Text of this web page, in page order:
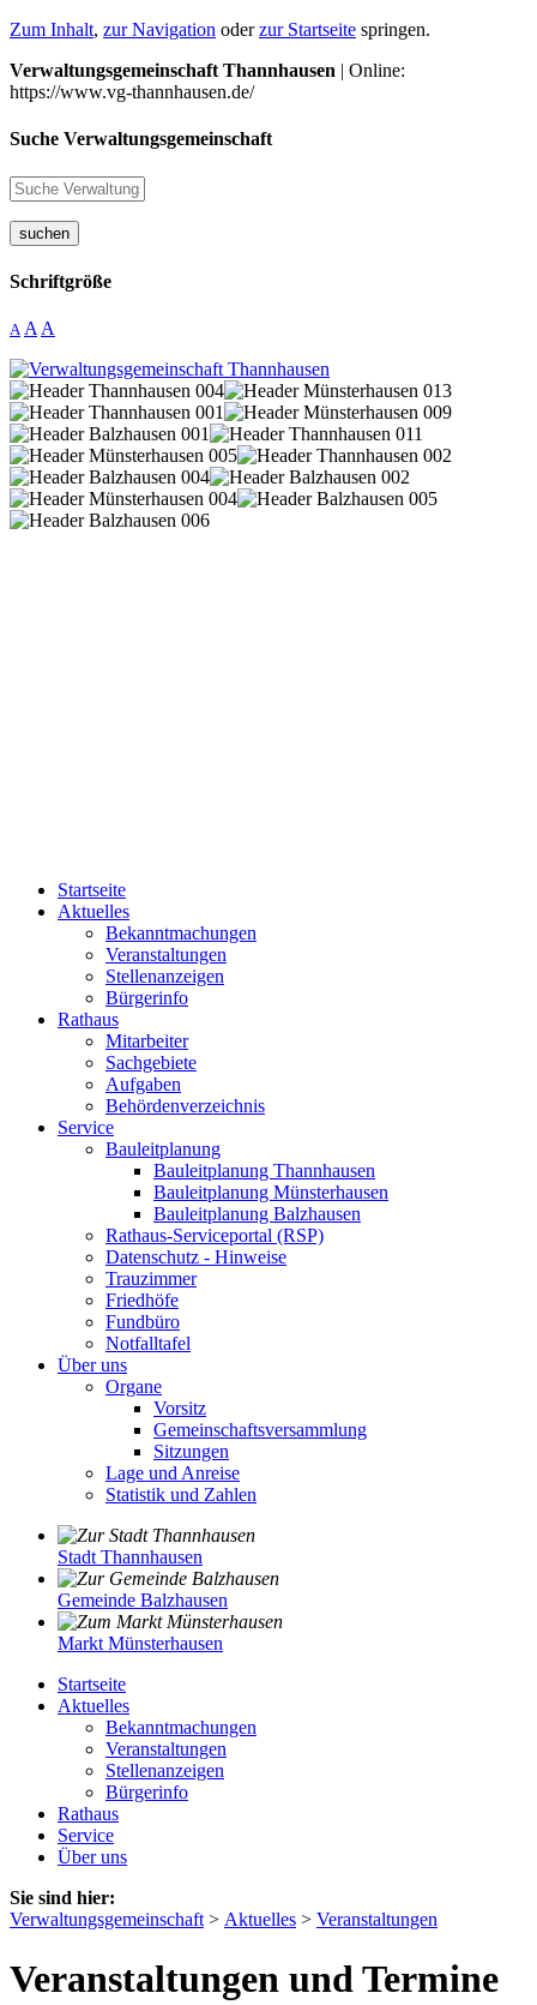
Zum Inhalt, zur Navigation oderzur Startseite springen.
Verwaltungsgemeinschaft Thannhausen | Online:
https://www.vg-thannhausen.de/
Suche Verwaltungsgemeinschaft
suchen
Schriftgröße
A A A
Startseite
Aktuelles
Bekanntmachungen
Veranstaltungen
Stellenanzeigen
Bürgerinfo
Rathaus
Mitarbeiter
Sachgebiete
Aufgaben
Behördenverzeichnis
Service
Bauleitplanung
Bauleitplanung Thannhausen
Bauleitplanung Münsterhausen
Bauleitplanung Balzhausen
Rathaus-Serviceportal (RSP)
Datenschutz - Hinweise
Trauzimmer
Friedhöfe
Fundbüro
Notfalltafel
Über uns
Organe
Vorsitz
Gemeinschaftsversammlung
Sitzungen
Lage und Anreise
Statistik und Zahlen
Stadt Thannhausen
Gemeinde Balzhausen
Markt Münsterhausen
Startseite
Aktuelles
Bekanntmachungen
Veranstaltungen
Stellenanzeigen
Bürgerinfo
Rathaus
Service
Über uns
Sie sind hier:
Verwaltungsgemeinschaft > Aktuelles > Veranstaltungen
Veranstaltungen und Termine